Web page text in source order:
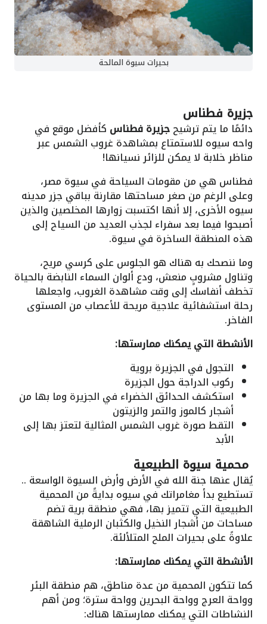
بحيرات سيوة المالحة
جزيرة فطناس
دائمًا ما يتم ترشيحجزيرة فطناس كأفضل موقع في
واحه سيوه للاستمتاع بمشاهدة غروب الشمس عبر
مناظر خلابة لا يمكن للزائر نسيانها!
فطناس هي من مقومات السياحة في سيوة مصر،
وعلى الرغم من صغر مساحتها مقارنة بباقي جزر مدينه
سيوه الأخرى، إلا أنها اكتسبت زوارها المخلصين والذين
أصبحوا فيما بعد سفراء لجذب العديد من السياح إلى
هذه المنطقة الساخرة في سيوة.
وما ننصحك به هناك هو الجلوس على كرسي مريح،
وتناول مشروبٍ منعش، ودع ألوان السماء النابضة بالحياة
تخطف أنفاسك إلى وقت مشاهدة الغروب، واجعلها
رحلة استشفائية علاجية مريحة للأعصاب من المستوى
الفاخر.
الأنشطة التي يمكنك ممارستها:
التجول في الجزيرة بروية
ركوب الدراجة حول الجزيرة
استكشف الحدائق الخضراء في الجزيرة وما بها من
أشجار كالموز والتمر والزيتون
التقط صورة غروب الشمس المثالية لتعتز بها إلى
الأبد
محمية سيوة الطبيعية
يُقال عنها جنة الله في الأرض وأرض السيوة الواسعة ..
تستطيع بدأ مغامراتك في سيوه بدايةً من المحمية
الطبيعية التي تتميز بها، فهي منطقة برية تضم
مساحات من أشجار النخيل والكثبان الرملية الشاهقة
علاوةً على بحيرات الملح المتلألئة.
الأنشطة التي يمكنك ممارستها:
كما تتكون المحمية من عدة مناطق، هم منطقة البئر
وواحة العرج وواحة البحرين وواحة سترة؛ ومن أهم
النشاطات التي يمكنك ممارستها هناك: